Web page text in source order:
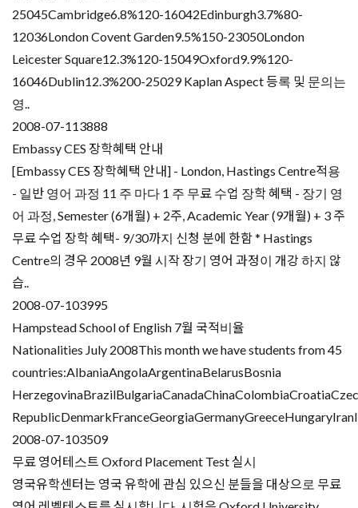
25045Cambridge6.8%120-16042Edinburgh3.7%80-
12036London Covent Garden9.5%150-23050London
Leicester Square12.3%120-15049Oxford9.9%120-
16046Dublin12.3%200-25029 Kaplan Aspect 등록 및 문의는
영..
2008-07-113888
Embassy CES 장학혜택 안내
[Embassy CES 장학혜택 안내] - London, Hastings Centre적용
- 일반 영어 과정 11 주 마다 1 주 무료 수업 장학 혜택 - 장기 영
어 과정, Semester (6개월) + 2주, Academic Year (9개월) + 3 주
무료 수업 장학 혜택- 9/30까지 신청 분에 한함 * Hastings
Centre의 경우 2008년 9월 시작 장기 영어 과정이 개강 하지 않
습..
2008-07-103995
Hampstead School of English 7월 국적비율
Nationalities July 2008This month we have students from 45
countries:AlbaniaAngolaArgentinaBelarusBosnia
2008-07-103509
무료 영어테스트 Oxford Placement Test 실시
영국유학센터는 영국 유학에 관심 있으신 분들을 대상으로 무료